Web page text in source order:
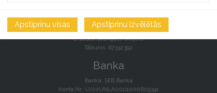
Veikals/noliktava:
Lāčplēša iela 87J, Rīga, LV-1011
E-pasts:salon@jet-birojs.lv
Tālrunis: 67332392
Banka
Banka: SEB Banka
Konta Nr.: LV22UNLA0001000609341
Apstiprinu visas Apstiprinu izvēlētās